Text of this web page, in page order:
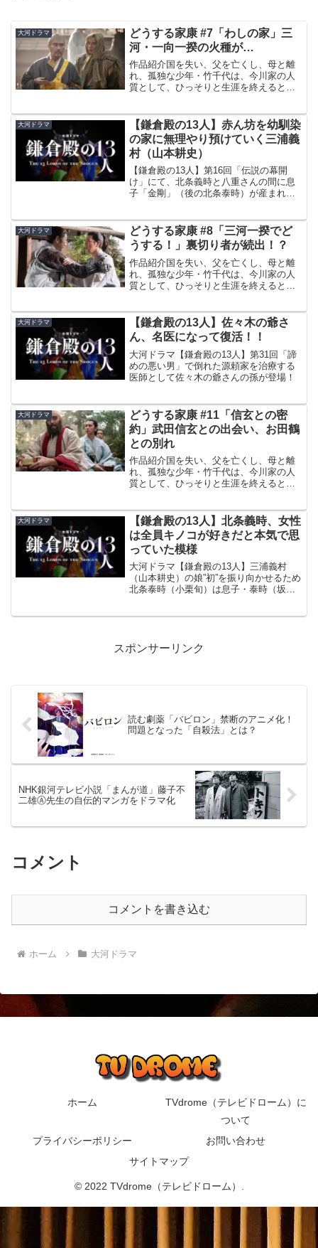
大河ドラマ
どうする家康 #7「わしの家」三
河・一向一揆の火種が…
作品紹介国を失い、父を亡くし、母と離
れ、孤独な少年・竹千代は、今川家の人
質として、ひっそりと生涯を終えると思
じ）として生きる運命を受け入れ、織田
信長、武田信玄という化け物...
大河ドラマ
【鎌倉殿の13人】赤ん坊を幼馴染
の家に無理やり預けていく三浦義
村（山本耕史）
【鎌倉殿の13人】第16回「伝説の幕開
け」にて、北条義時と八重さんの間に息
子「金剛」（後の北条泰時）が産まれる
大河ドラマ
どうする家康 #8「三河一揆でど
うする！」裏切り者が続出！？
作品紹介国を失い、父を亡くし、母と離
れ、孤独な少年・竹千代は、今川家の人
質として、ひっそりと生涯を終えると思
じ）として生きる運命を受け入れ、織田
信長、武田信玄という化け物...
大河ドラマ
【鎌倉殿の13人】佐々木の爺さ
ん、名医になって復活！！
大河ドラマ【鎌倉殿の13人】第31回「諦
めの悪い男」で倒れた源頼家を治療する
医師として佐々木の爺さんの孫が登場！
大河ドラマ
どうする家康 #11「信玄との密
約」武田信玄との出会い、お田鶴
との別れ
作品紹介国を失い、父を亡くし、母と離
れ、孤独な少年・竹千代は、今川家の人
質として、ひっそりと生涯を終えると思
じ）として生きる運命を受け入れ、織田
信長、武田信玄という化け物...
大河ドラマ
【鎌倉殿の13人】北条義時、女性
は全員キノコが好きだと本気で思
っていた模様
大河ドラマ【鎌倉殿の13人】三浦義村
（山本耕史）の娘”初”を振り向かせるため
北条泰時（小栗旬）は息子・泰時（坂口
スポンサーリンク
読む劇薬「バビロン」禁断のアニメ化！
問題となった「自殺法」とは？
NHK銀河テレビ小説「まんが道」藤子不
二雄Ⓐ先生の自伝的マンガをドラマ化
コメント
コメントを書き込む
ホーム 大河ドラマ
ホーム
TVdrome（テレビドローム）に
ついて
プライバシーポリシー
お問い合わせ
サイトマップ
© 2022 TVdrome（テレビドローム）.